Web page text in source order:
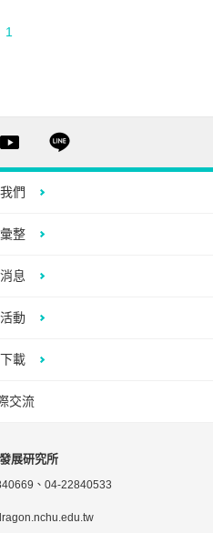
1
們
整
息
動
載
交流
展研究所
、04-22840533